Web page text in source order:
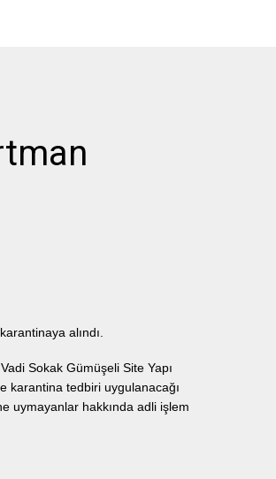
alındı.
Sokak Gümüşeli Site Yapı
karantina tedbiri uygulanacağı
uymayanlar hakkında adli işlem